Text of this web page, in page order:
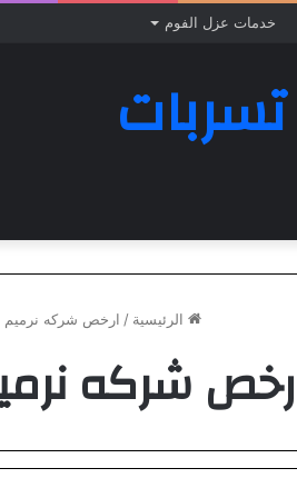
خدمات عزل الفوم
الرئيسية / ارخص شركه نرميم
شركه